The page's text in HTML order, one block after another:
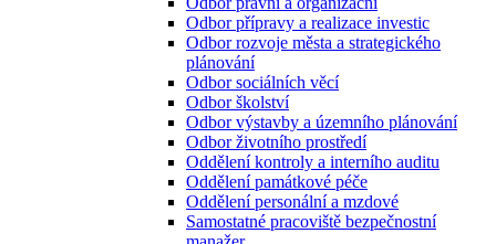
Odbor přípravy a realizace investic
Odbor rozvoje města a strategického
plánování
Odbor sociálních věcí
Odbor školství
Odbor výstavby a územního plánování
Odbor životního prostředí
Oddělení kontroly a interního auditu
Oddělení památkové péče
Oddělení personální a mzdové
Samostatné pracoviště bezpečnostní